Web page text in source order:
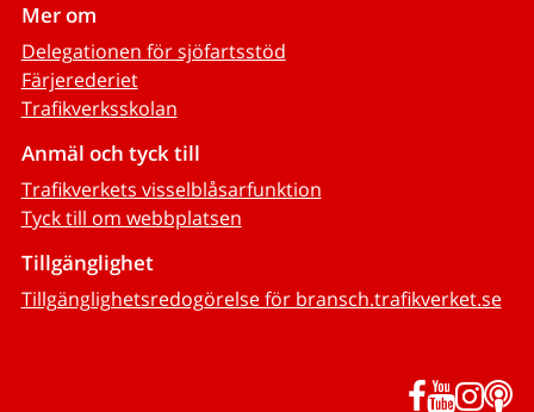
Mer om
Delegationen för sjöfartsstöd
Färjerederiet
Trafikverksskolan
Anmäl och tyck till
Trafikverkets visselblåsarfunktion
Tyck till om webbplatsen
Tillgänglighet
Tillgänglighetsredogörelse för bransch.trafikverket.se
Facebook
YouTube